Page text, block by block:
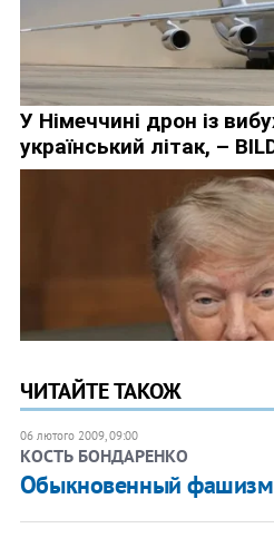
ЧИТАЙТЕ ТАКОЖ
06 лютого 2009, 09:00
КОСТЬ БОНДАРЕНКО
Обыкновенный фашизм